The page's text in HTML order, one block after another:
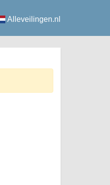
Alleveilingen.nl